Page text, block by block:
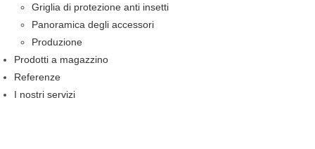
Griglia di protezione anti insetti
Panoramica degli accessori
Produzione
Prodotti a magazzino
Referenze
I nostri servizi